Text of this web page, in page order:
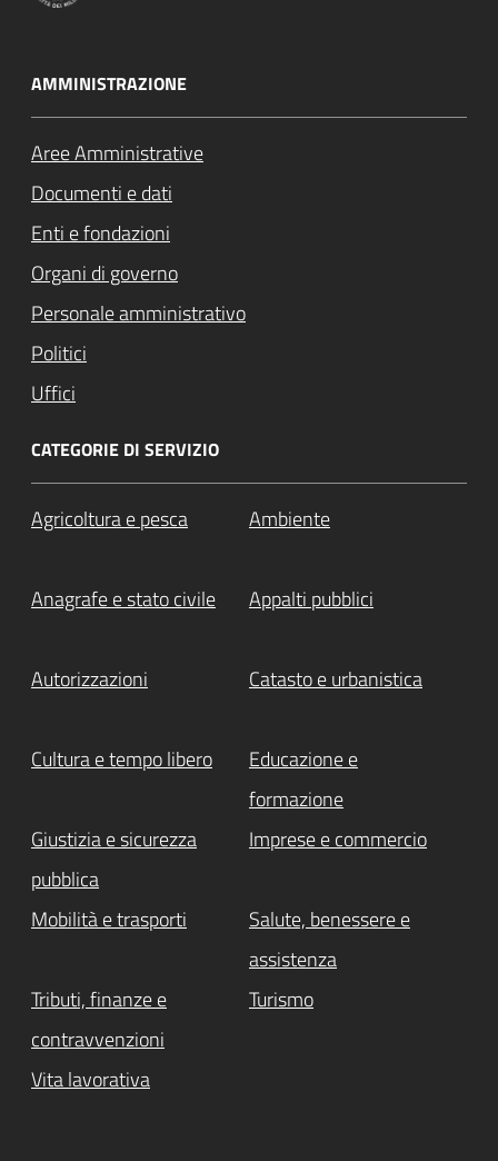
AMMINISTRAZIONE
Aree Amministrative
Documenti e dati
Enti e fondazioni
Organi di governo
Personale amministrativo
Politici
Uffici
CATEGORIE DI SERVIZIO
Agricoltura e pesca Ambiente
Anagrafe e stato civile Appalti pubblici
Autorizzazioni Catasto e urbanistica
Cultura e tempo libero
Educazione e
formazione
Giustizia e sicurezza
pubblica
Imprese e commercio
Mobilità e trasporti
Salute, benessere e
assistenza
Tributi, finanze e
contravvenzioni
Turismo
Vita lavorativa